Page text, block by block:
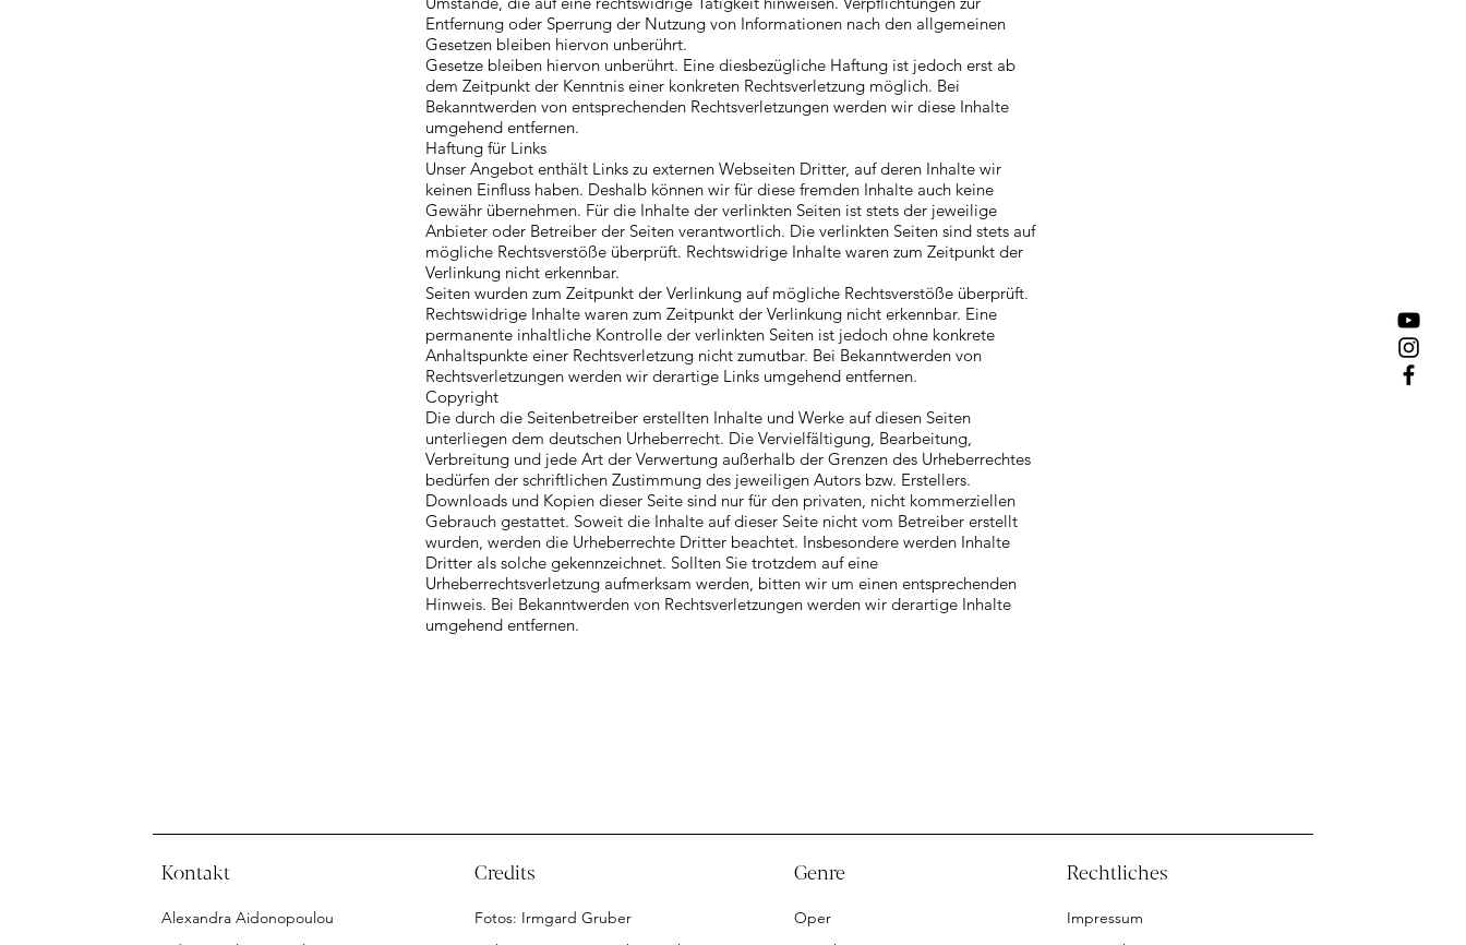
Entfernung oder Sperrung der Nutzung von Informationen nach den allgemeinen
Gesetzen bleiben hiervon unberührt.
Gesetze bleiben hiervon unberührt. Eine diesbezügliche Haftung ist jedoch erst ab
dem Zeitpunkt der Kenntnis einer konkreten Rechtsverletzung möglich. Bei
Bekanntwerden von entsprechenden Rechtsverletzungen werden wir diese Inhalte
umgehend entfernen.
Haftung für Links
Unser Angebot enthält Links zu externen Webseiten Dritter, auf deren Inhalte wir
keinen Einfluss haben. Deshalb können wir für diese fremden Inhalte auch keine
Gewähr übernehmen. Für die Inhalte der verlinkten Seiten ist stets der jeweilige
Anbieter oder Betreiber der Seiten verantwortlich. Die verlinkten Seiten sind stets auf
mögliche Rechtsverstöße überprüft. Rechtswidrige Inhalte waren zum Zeitpunkt der
Verlinkung nicht erkennbar.
Seiten wurden zum Zeitpunkt der Verlinkung auf mögliche Rechtsverstöße überprüft.
Rechtswidrige Inhalte waren zum Zeitpunkt der Verlinkung nicht erkennbar. Eine
permanente inhaltliche Kontrolle der verlinkten Seiten ist jedoch ohne konkrete
Anhaltspunkte einer Rechtsverletzung nicht zumutbar. Bei Bekanntwerden von
Rechtsverletzungen werden wir derartige Links umgehend entfernen.
Copyright
Die durch die Seitenbetreiber erstellten Inhalte und Werke auf diesen Seiten
unterliegen dem deutschen Urheberrecht. Die Vervielfältigung, Bearbeitung,
Verbreitung und jede Art der Verwertung außerhalb der Grenzen des Urheberrechtes
bedürfen der schriftlichen Zustimmung des jeweiligen Autors bzw. Erstellers.
Downloads und Kopien dieser Seite sind nur für den privaten, nicht kommerziellen
Gebrauch gestattet. Soweit die Inhalte auf dieser Seite nicht vom Betreiber erstellt
wurden, werden die Urheberrechte Dritter beachtet. Insbesondere werden Inhalte
Dritter als solche gekennzeichnet. Sollten Sie trotzdem auf eine
Urheberrechtsverletzung aufmerksam werden, bitten wir um einen entsprechenden
Hinweis. Bei Bekanntwerden von Rechtsverletzungen werden wir derartige Inhalte
umgehend entfernen.
Kontakt
Alexandra Aidonopoulou
Credits
Fotos: Irmgard Gruber
Genre
Oper
Rechtliches
Impressum